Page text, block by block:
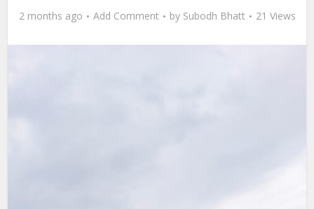
2 months ago Add Comment by Subodh Bhatt 21 Views